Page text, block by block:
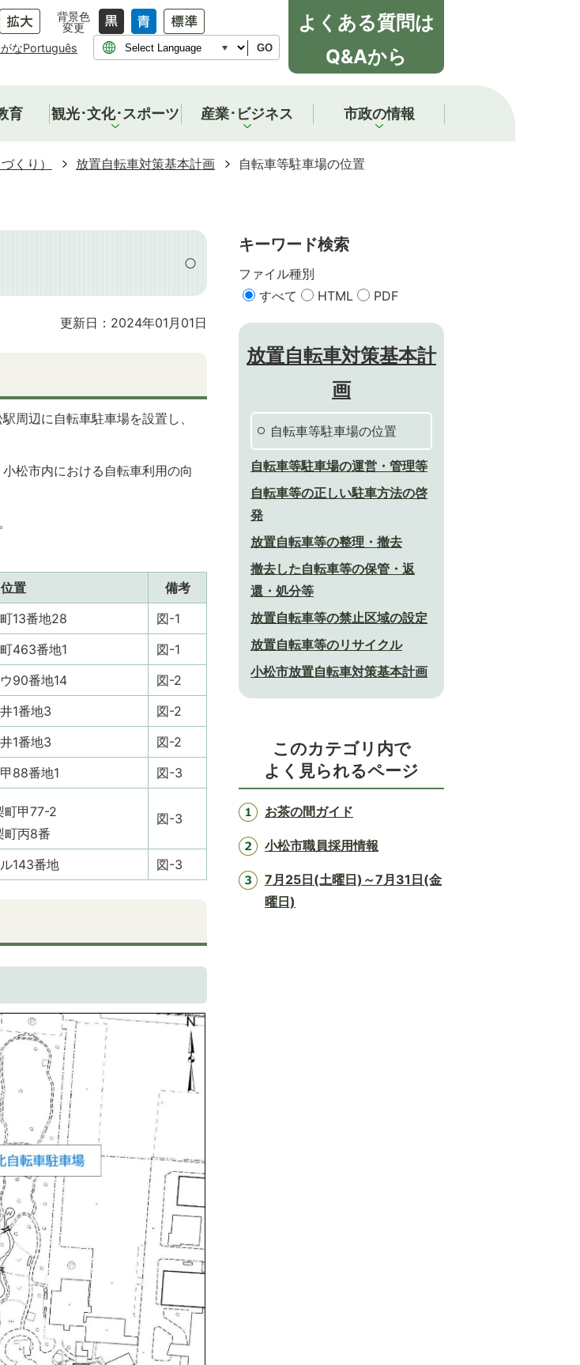
背景色
変更
なPortuguês GO
よくある質問は
Q&Aから
育 観光･文化･スポーツ 産業･ビジネス 市政の情報
くり） 放置自転車対策基本計画
自転車等駐車場の位置
更新日：2024年01月01日
周辺に自転車駐車場を設置し、
松市内における自転車利用の向
位置
備考
13番地28
図-1
463番地1
図-1
90番地14
図-2
1番地3
図-2
1番地3
図-2
88番地1 図-3
町甲77-2
町丙8番
図-3
143番地 図-3
キーワード検索
ファイル種別
すべて
HTML PDF
放置自転車対策基本計
画
自転車等駐車場の位置
自転車等駐車場の運営・管理等
自転車等の正しい駐車方法の啓
発
放置自転車等の整理・撤去
撤去した自転車等の保管・返
還・処分等
放置自転車等の禁止区域の設定
放置自転車等のリサイクル
小松市放置自転車対策基本計画
このカテゴリ内で
よく見られるページ
お茶の間ガイド
小松市職員採用情報
7月25日(土曜日)～7月31日(金
曜日)